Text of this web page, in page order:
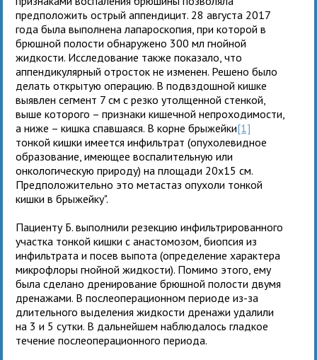
предположить острый аппендицит. 28 августа 2017
года была выполнена лапароскопия, при которой в
брюшной полости обнаружено 300 мл гнойной
жидкости. Исследование также показало, что
аппендикулярный отросток не изменен. Решено было
делать открытую операцию. В подвздошной кишке
выявлен сегмент 7 см с резко утолщенной стенкой,
выше которого – признаки кишечной непроходимости,
а ниже – кишка спавшаяся. В корне брыжейки[1]
тонкой кишки имеется инфильтрат (опухолевидное
образование, имеющее воспалительную или
онкологическую природу) на площади 20х15 см.
Предположительно это метастаз опухоли тонкой
кишки в брыжейку".
Пациенту Б. выполнили резекцию инфильтрированного
участка тонкой кишки с анастомозом, биопсия из
инфильтрата и посев выпота (определение характера
микрофлоры гнойной жидкости). Помимо этого, ему
была сделано дренирование брюшной полости двумя
дренажами. В послеоперационном периоде из-за
длительного выделения жидкости дренажи удалили
на 3 и 5 сутки. В дальнейшем наблюдалось гладкое
течение послеоперационного периода.